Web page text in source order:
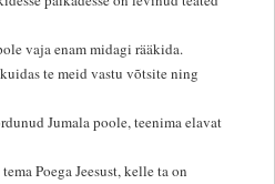
vaja enam midagi rääkida.
te meid vastu võtsite ning
Jumala poole, teenima elavat
Poega Jeesust, kelle ta on